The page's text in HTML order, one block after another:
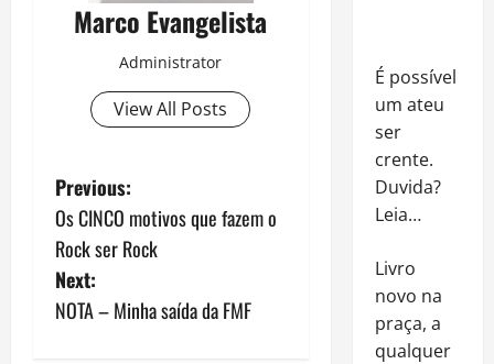
Marco Evangelista
Administrator
View All Posts
P
o
s
t
Previous:
Os CINCO motivos que fazem o
Rock ser Rock
Next:
NOTA – Minha saída da FMF
É possível
um ateu
ser
crente.
Duvida?
Leia…
Livro
novo na
praça, a
qualquer